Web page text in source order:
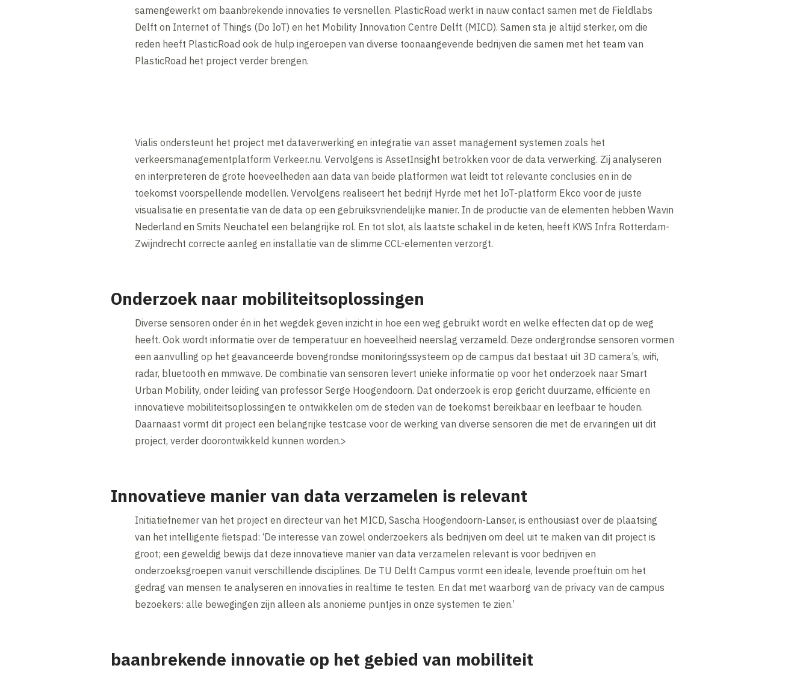
samengewerkt om baanbrekende innovaties te versnellen. PlasticRoad werkt in nauw contact samen met de Fieldlabs
Delft on Internet of Things (Do IoT) en het Mobility Innovation Centre Delft (MICD). Samen sta je altijd sterker, om die
reden heeft PlasticRoad ook de hulp ingeroepen van diverse toonaangevende bedrijven die samen met het team van
PlasticRoad het project verder brengen.
Vialis ondersteunt het project met dataverwerking en integratie van asset management systemen zoals het
verkeersmanagementplatform Verkeer.nu. Vervolgens is AssetInsight betrokken voor de data verwerking. Zij analyseren
en interpreteren de grote hoeveelheden aan data van beide platformen wat leidt tot relevante conclusies en in de
toekomst voorspellende modellen. Vervolgens realiseert het bedrijf Hyrde met het IoT-platform Ekco voor de juiste
visualisatie en presentatie van de data op een gebruiksvriendelijke manier. In de productie van de elementen hebben Wavin
Nederland en Smits Neuchatel een belangrijke rol. En tot slot, als laatste schakel in de keten, heeft KWS Infra Rotterdam-
Zwijndrecht correcte aanleg en installatie van de slimme CCL-elementen verzorgt.
Onderzoek naar mobiliteitsoplossingen
Diverse sensoren onder én in het wegdek geven inzicht in hoe een weg gebruikt wordt en welke effecten dat op de weg
heeft. Ook wordt informatie over de temperatuur en hoeveelheid neerslag verzameld. Deze ondergrondse sensoren vormen
een aanvulling op het geavanceerde bovengrondse monitoringssysteem op de campus dat bestaat uit 3D camera’s, wifi,
radar, bluetooth en mmwave. De combinatie van sensoren levert unieke informatie op voor het onderzoek naar Smart
Urban Mobility, onder leiding van professor Serge Hoogendoorn. Dat onderzoek is erop gericht duurzame, efficiënte en
innovatieve mobiliteitsoplossingen te ontwikkelen om de steden van de toekomst bereikbaar en leefbaar te houden.
Daarnaast vormt dit project een belangrijke testcase voor de werking van diverse sensoren die met de ervaringen uit dit
project, verder doorontwikkeld kunnen worden.>
Innovatieve manier van data verzamelen is relevant
Initiatiefnemer van het project en directeur van het MICD, Sascha Hoogendoorn-Lanser, is enthousiast over de plaatsing
van het intelligente fietspad: ‘De interesse van zowel onderzoekers als bedrijven om deel uit te maken van dit project is
groot; een geweldig bewijs dat deze innovatieve manier van data verzamelen relevant is voor bedrijven en
onderzoeksgroepen vanuit verschillende disciplines. De TU Delft Campus vormt een ideale, levende proeftuin om het
gedrag van mensen te analyseren en innovaties in realtime te testen. En dat met waarborg van de privacy van de campus
bezoekers: alle bewegingen zijn alleen als anonieme puntjes in onze systemen te zien.’
baanbrekende innovatie op het gebied van mobiliteit